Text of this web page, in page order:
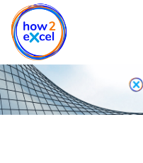
Zum
Inhalt
springen
Zum
Inhalt
springen